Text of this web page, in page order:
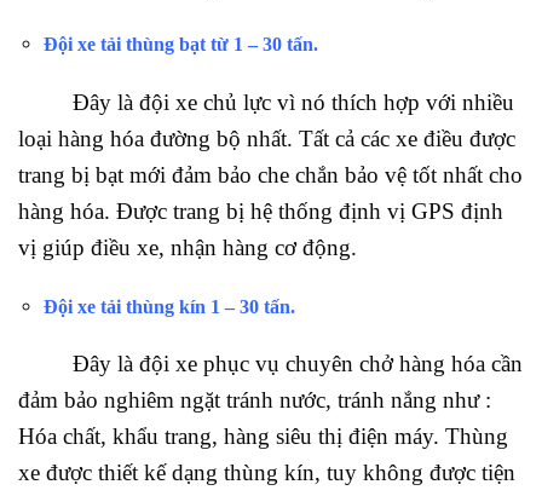
Đội xe tải thùng bạt từ 1 – 30 tấn.
Đây là đội xe chủ lực vì nó thích hợp với nhiều
loại hàng hóa đường bộ nhất. Tất cả các xe điều được
trang bị bạt mới đảm bảo che chắn bảo vệ tốt nhất cho
hàng hóa. Được trang bị hệ thống định vị GPS định
vị giúp điều xe, nhận hàng cơ động.
Đội xe tải thùng kín 1 – 30 tấn.
Đây là đội xe phục vụ chuyên chở hàng hóa cần
đảm bảo nghiêm ngặt tránh nước, tránh nắng như :
Hóa chất, khẩu trang, hàng siêu thị điện máy. Thùng
xe được thiết kế dạng thùng kín, tuy không được tiện